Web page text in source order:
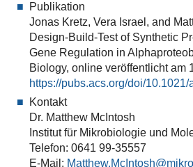
Publikation
Jonas Kretz, Vera Israel, and
Design-Build-Test of Synthetic
Gene Regulation in
Biology, online veröffentlicht am
https://pubs.acs.org/doi/
Kontakt
Dr. Matthew McIntosh
Institut für Mikrobiologie und
Telefon: 0641 99-35557
E-Mail: Matthew.McIntosh